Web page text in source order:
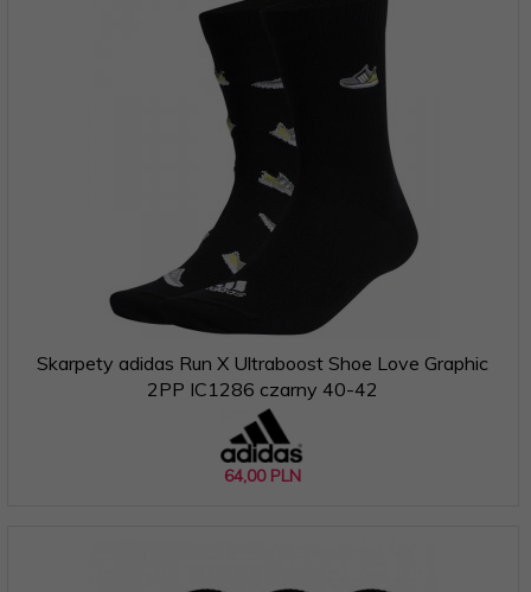
Skarpety adidas Run X Ultraboost Shoe Love Graphic
2PP IC1286 czarny 40-42
64,00 PLN